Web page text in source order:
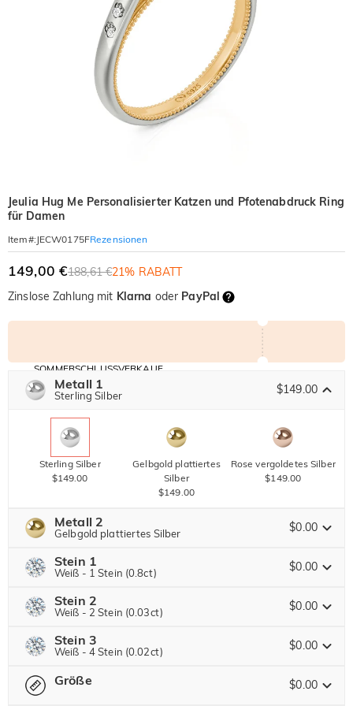
Jeulia Hug Me Personalisierter Katzen und Pfotenabdruck Ring
für Damen
Item#: JECW0175FRezensionen
149,00 €188,61 €21% RABATT
Zinslose Zahlung mit Klarna oder PayPal
SOMMERSCHLUSSVERKAUF
10% RABATT
AUF ALLES
30% RABATT
AUF DEN 2.
Metall 1
Sterling Silber $149.00
Sterling Silber
$149.00
Gelbgold plattiertes
Silber
$149.00
Rose vergoldetes Silber
$149.00
Metall 2
Gelbgold plattiertes Silber $0.00
Sterling Silber
$0.00
Rose vergoldetes Silber
$0.00
Stein 1
Weiß - 1 Stein (0.8ct) $0.00
Jeulia Edelstein
$240.00
Jeulia Stein
Stein 2
Weiß - 2 Stein (0.03ct) $0.00
Jeulia Edelstein
Stein 3
Weiß - 4 Stein (0.02ct) $0.00
Jeulia Edelstein
Größe $0.00